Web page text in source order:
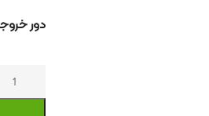
دور خروجی الکتروموتور